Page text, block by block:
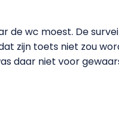
de wc moest. De
zijn toets niet zou
daar niet voor